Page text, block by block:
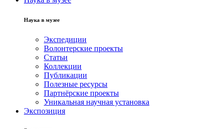
Наука в музее
Экспедиции
Волонтерские проекты
Статьи
Коллекции
Публикации
Полезные ресурсы
Партнёрские проекты
Уникальная научная установка
Экспозиция